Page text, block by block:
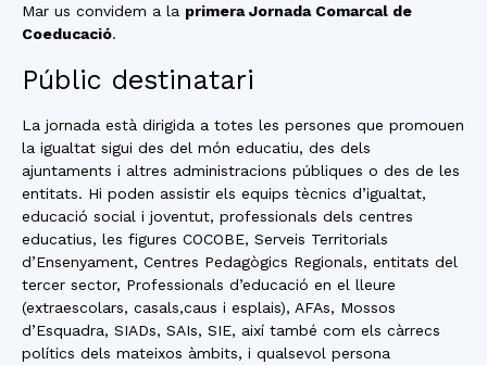
Mar us convidem a la primera Jornada Comarcal de
Coeducació.
Públic destinatari
La jornada està dirigida a totes les persones que promouen
la igualtat sigui des del món educatiu, des dels
ajuntaments i altres administracions públiques o des de les
entitats. Hi poden assistir els equips tècnics d’igualtat,
educació social i joventut, professionals dels centres
educatius, les figures COCOBE, Serveis Territorials
d’Ensenyament, Centres Pedagògics Regionals, entitats del
tercer sector, Professionals d’educació en el lleure
(extraescolars, casals,caus i esplais), AFAs, Mossos
d’Esquadra, SIADs, SAIs, SIE, així també com els càrrecs
polítics dels mateixos àmbits, i qualsevol persona